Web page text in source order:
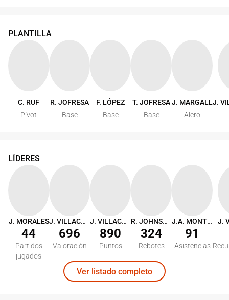
PLANTILLA
C. RUF
Pívot
R. JOFRESA
Base
F. LÓPEZ
Base
T. JOFRESA
Base
J. MARGALL
Alero
J.
LÍDERES
J. MORALES
44
Partidos
jugados
J. VILLACAMPA
696
Valoración
J. VILLACAMPA
890
Puntos
R. JOHNSON
324
Rebotes
J.A. MONTERO
91
Asistencias
Ver listado completo